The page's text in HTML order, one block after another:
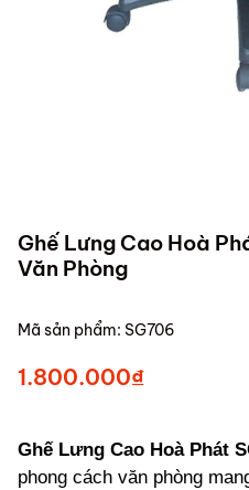
Ghế Lưng Cao Hoà
Văn Phòng
Mã sản phẩm: SG706
1.800.000₫
Ghế Lưng Cao Hoà Phát
phong cách văn phòng